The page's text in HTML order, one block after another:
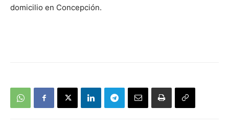
domicilio en Concepción.